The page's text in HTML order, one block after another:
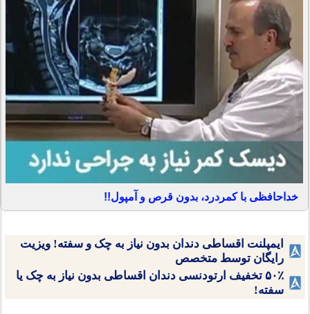
خداحافظی با کمردرد، بدون قرص و آمپول!!
ایمپلنت اقساطی دندان بدون نیاز به چک و سفته! ویزیت
رایگان توسط متخصص
۵۰٪ تخفیف ارتودنسی دندان اقساطی بدون نیاز به چک یا
سفته!